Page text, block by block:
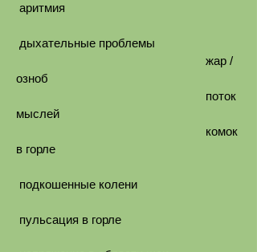
аритмия
дыхательные проблемы
жар /
озноб
поток
мыслей
комок
в горле
подкошенные колени
пульсация в горле